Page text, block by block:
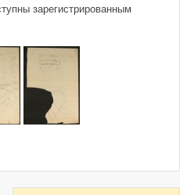
зарегистрированным